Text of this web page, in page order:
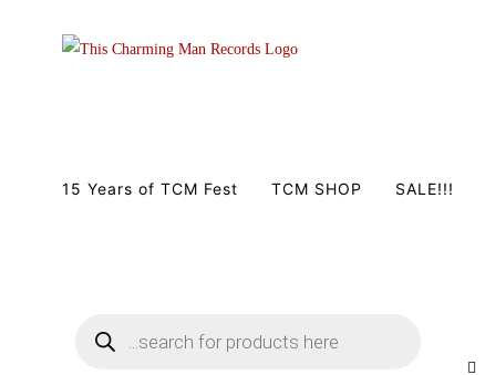
15 Years of TCM Fest TCM SHOP SALE!!!
search